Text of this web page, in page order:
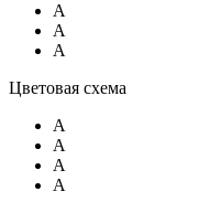
A
A
A
Цветовая схема
A
A
A
A